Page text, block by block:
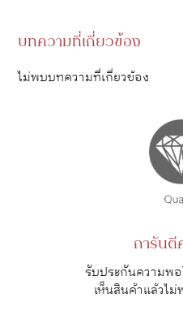
บทความที่เกี่ยวข้อง
ไม่พบบทความที่เกี่ยวข้อง
การัน
รับประกันความพ
เห็นสินค้าแล้วไ